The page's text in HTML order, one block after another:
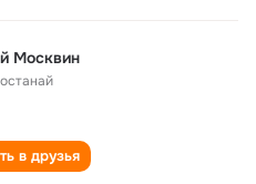
Москвин
в друзья